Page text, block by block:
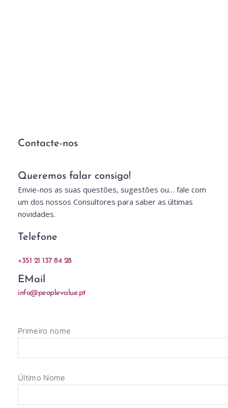
Contacte-nos
Queremos falar consigo!
Envie-nos as suas questões, sugestões ou… fale com
um dos nossos Consultores para saber as últimas
novidades.
Telefone
+351 21 137 84 28
EMail
info@peoplevalue.pt
Primeiro nome
Último Nome